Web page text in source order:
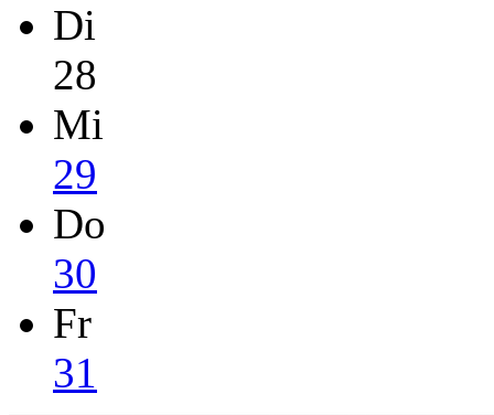
Di
28
Mi
29
Do
30
Fr
31